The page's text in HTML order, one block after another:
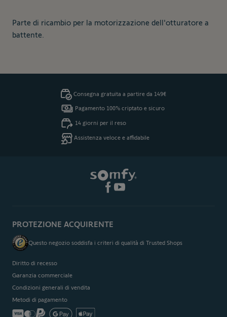
Parte di ricambio per la motorizzazione dell'otturatore a
battente.
Consegna gratuita a partire da 149€
Pagamento 100% criptato e sicuro
14 giorni per il reso
Assistenza veloce e affidabile
PROTEZIONE ACQUIRENTE
Questo negozio soddisfa i criteri di qualità di Trusted Shops
Diritto di recesso
Garanzia commerciale
Condizioni generali di vendita
Metodi di pagamento